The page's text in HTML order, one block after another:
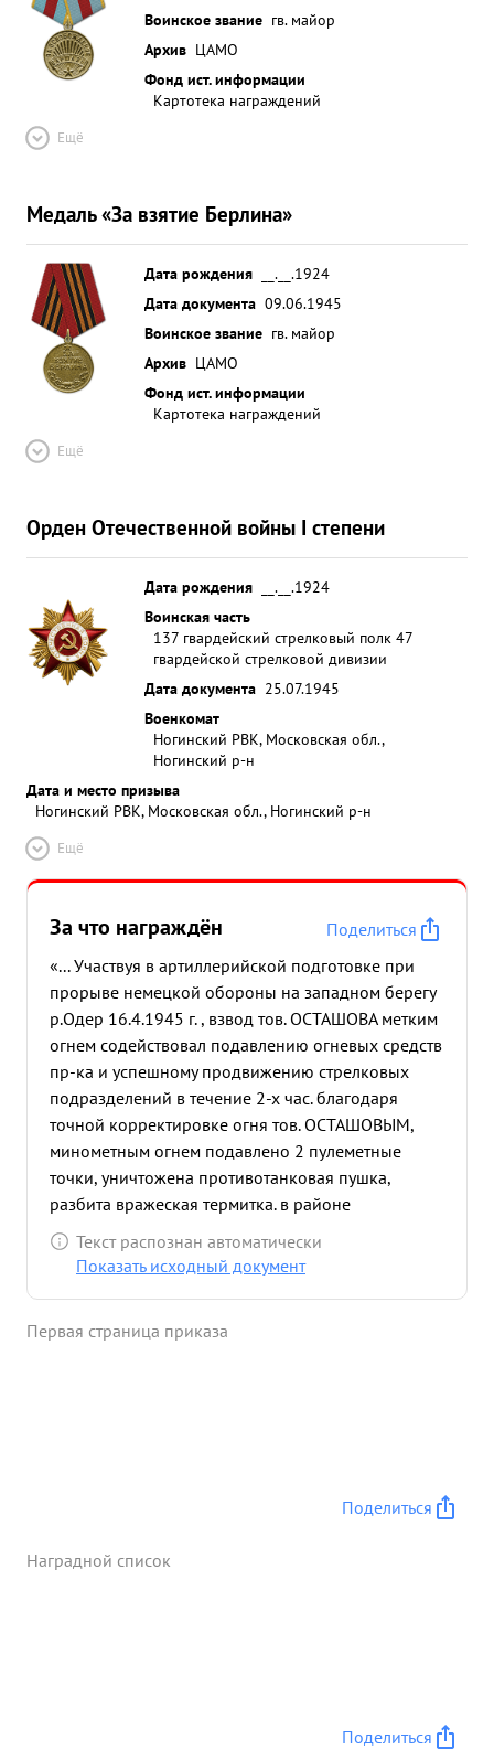
Воинское звание гв. майор
Архив ЦАМО
Фонд ист. информации
Картотека награждений
Ещё
Медаль «За взятие Берлина»
Дата рождения
__.__.1924
Дата документа 09.06.1945
Воинское звание гв. майор
Архив ЦАМО
Фонд ист. информации
Картотека награждений
Ещё
Орден Отечественной войны I степени
Дата рождения
__.__.1924
Воинская часть
137 гвардейский стрелковый полк 47
гвардейской стрелковой дивизии
Дата документа 25.07.1945
Военкомат
Ногинский РВК, Московская обл.,
Ногинский р-н
Дата и место призыва
Ногинский РВК, Московская обл., Ногинский р-н
Ещё
За что награждён
Поделиться
«... Участвуя в артиллерийской подготовке при
прорыве немецкой обороны на западном берегу
р.Одер 16.4.1945 г. , взвод тов. ОСТАШОВА метким
огнем содействовал подавлению огневых средств
пр-ка и успешному продвижению стрелковых
подразделений в течение 2-х час. благодаря
точной корректировке огня тов. ОСТАШОВЫМ,
минометным огнем подавлено 2 пулеметные
точки, уничтожена противотанковая пушка,
разбита вражеская термитка. в районе
Зееловских высот огнем своих минометов тов.
ОСТАШОВ подавил 2 пул. точки, разрушил 2 НП
укреплениями пр-ка на Берлинском направлении
Текст распознан автоматически
Показать исходный документ
Первая страница приказа
Поделиться
Наградной список
Поделиться